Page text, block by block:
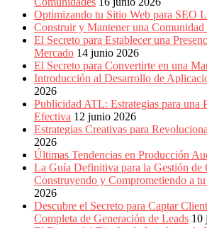
Optimizando tu Sitio Web para SEO
Construir y Mantener una Comunidad
El Secreto para Establecer una
Mercado 14 junio 2026
El Secreto para Convertirte en una
Introducción al Desarrollo de
2026
Publicidad ATL: Estrategias para una
Efectiva 12 junio 2026
Estrategias Creativas para
2026
Últimas Tendencias en Producción
La Guía Definitiva para la Gestión de
Construyendo y Comprometiendo a
2026
Descubre el Secreto para Captar
Completa de Generación de Leads 10